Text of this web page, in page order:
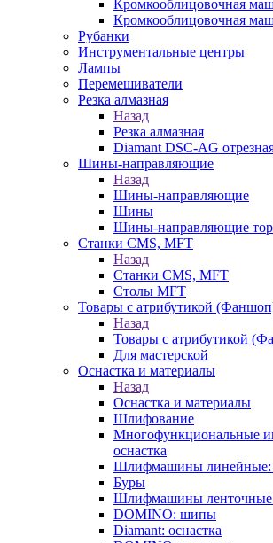
Кромкооблицовочная
Кромкооблицовочная
Рубанки
Инструментальные центры
Лампы
Перемешиватели
Резка алмазная
Назад
Резка алмазная
Diamant DSC-AG
Шины-направляющие
Назад
Шины-направляющие
Шины
Шины-направляющие
Станки CMS, MFT
Назад
Станки CMS, MFT
Столы MFT
Товары с атрибутикой
Назад
Товары с атрибутикой
Для мастерской
Оснастка и материалы
Назад
Оснастка и материалы
Шлифование
Многофункциональные
оснастка
Шлифмашины линейные:
Буры
Шлифмашины ленточные:
DOMINO: шипы
Diamant: оснастка